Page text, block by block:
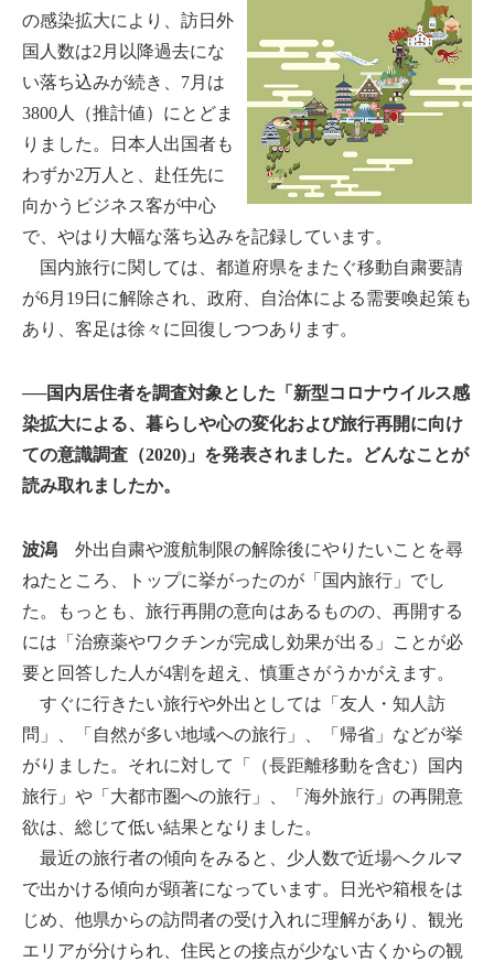
の感染拡大により、訪日外
国人数は2月以降過去にな
い落ち込みが続き、7月は
3800人（推計値）にとどま
りました。日本人出国者も
わずか2万人と、赴任先に
向かうビジネス客が中心
で、やはり大幅な落ち込みを記録しています。
国内旅行に関しては、都道府県をまたぐ移動自粛要請
が6月19日に解除され、政府、自治体による需要喚起策も
あり、客足は徐々に回復しつつあります。
──国内居住者を調査対象とした「新型コロナウイルス感
染拡大による、暮らしや心の変化および旅行再開に向け
ての意識調査（2020)」を発表されました。どんなことが
読み取れましたか。
波潟 外出自粛や渡航制限の解除後にやりたいことを尋
ねたところ、トップに挙がったのが「国内旅行」でし
た。もっとも、旅行再開の意向はあるものの、再開する
には「治療薬やワクチンが完成し効果が出る」ことが必
要と回答した人が4割を超え、慎重さがうかがえます。
すぐに行きたい旅行や外出としては「友人・知人訪
問」、「自然が多い地域への旅行」、「帰省」などが挙
がりました。それに対して「（長距離移動を含む）国内
旅行」や「大都市圏への旅行」、「海外旅行」の再開意
欲は、総じて低い結果となりました。
最近の旅行者の傾向をみると、少人数で近場へクルマ
で出かける傾向が顕著になっています。日光や箱根をは
じめ、他県からの訪問者の受け入れに理解があり、観光
エリアが分けられ、住民との接点が少ない古くからの観